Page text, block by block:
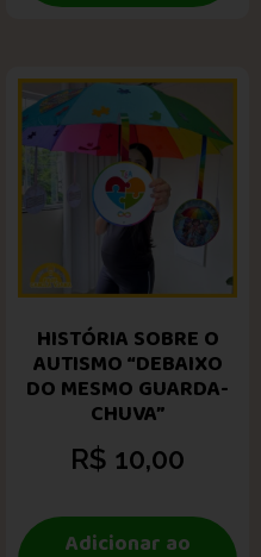
HISTÓRIA SOBRE O
AUTISMO “DEBAIXO
DO MESMO GUARDA-
CHUVA”
R$ 10,00
Adicionar ao